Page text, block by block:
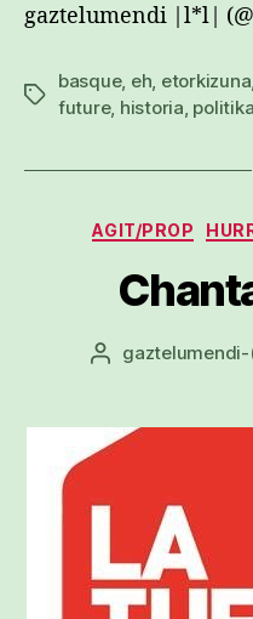
gaztelumendi |l*l|
Etiketak
basque, eh etorkizuna
future, historia politika
AGIT/PROP
Argitalpenaren
gaztelumendi-